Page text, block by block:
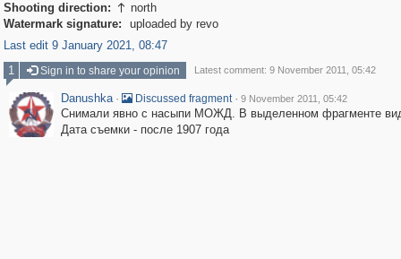
Shooting direction:  north
Watermark signature:
uploaded by revo
Last edit 9 January 2021, 08:47
1
Sign in to share your opinion Latest comment: 9 November 2011, 05:42
Danushka · Discussed fragment · 9 November 2011, 05:42
Снимали явно с насыпи МОЖД. В выделенном фрагменте
Дата съемки - после 1907 года